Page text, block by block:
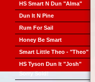
HS Smart N Dun "Alma"
Dun It N Pine
Rum For Sail
Honey Be Smart
Smart Little Theo - "Theo"
HS Tyson Dun It "Josh"
Sorry Sold!